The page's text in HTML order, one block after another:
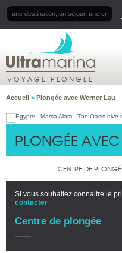
VOYAGE PLONGÉE
Accueil > Plongée avec Werner Lau
PLONGÉE
CENTRE DE
Si vous souhaitez connaitre le
contacter
Centre de plongée